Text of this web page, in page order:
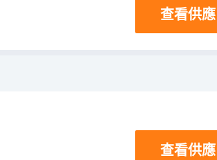
查看供應
查看供應